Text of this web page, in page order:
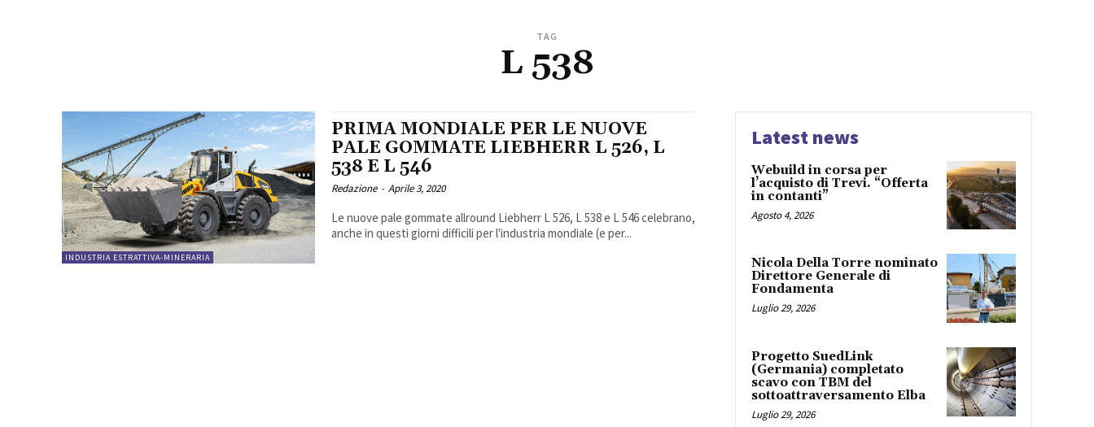
TAG
L 538
INDUSTRIA ESTRATTIVA-MINERARIA
PRIMA MONDIALE PER LE NUOVE
PALE GOMMATE LIEBHERR L 526, L
538 E L 546
Redazione - Aprile 3, 2020
Le nuove pale gommate allround Liebherr L 526, L 538 e L 546 celebrano,
anche in questi giorni difficili per l'industria mondiale (e per...
Latest news
Webuild in corsa per
l’acquisto di Trevi. “Offerta
in contanti”
Agosto 4, 2026
Nicola Della Torre nominato
Direttore Generale di
Fondamenta
Luglio 29, 2026
Progetto SuedLink
(Germania) completato
scavo con TBM del
sottoattraversamento Elba
Luglio 29, 2026